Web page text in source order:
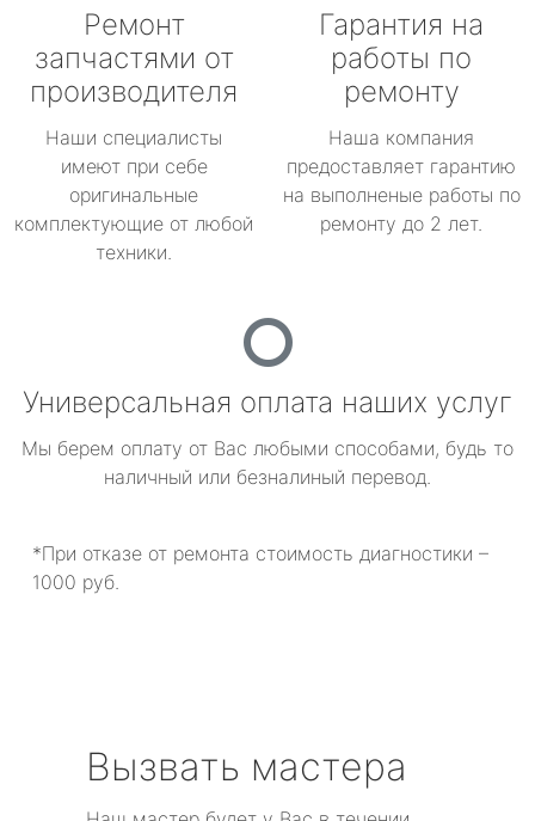
Ремонт
запчастями от
производителя
Наши специалисты
имеют при себе
оригинальные
комплектующие от любой
техники.
Гарантия на
работы по
ремонту
Наша компания
предоставляет гарантию
на выполненые работы по
ремонту до 2 лет.
Универсальная оплата наших услуг
Мы берем оплату от Вас любыми способами, будь то
наличный или безналиный перевод.
*При отказе от ремонта стоимость диагностики –
1000 руб.
Вызвать мастера